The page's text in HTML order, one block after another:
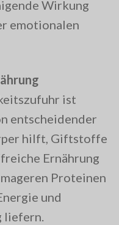
Wirkung
emotionalen
ist
entscheidender
hilft, Giftstoffe
Ernährung
Proteinen
und
liefern.